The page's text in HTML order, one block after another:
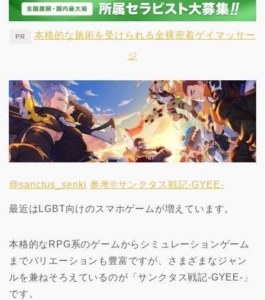
PR 本格的な施術を受けられる全裸密着ゲイマッサー
ジ
@sanctus_senki 参考©️サンクタス戦記-GYEE-
最近はLGBT向けのスマホゲームが増えています。
本格的なRPG系のゲームからシミュレーションゲーム
までバリエーションも豊富ですが、さまざまなジャン
ルを兼ねそろえているのが「サンクタス戦記-GYEE-」
です。